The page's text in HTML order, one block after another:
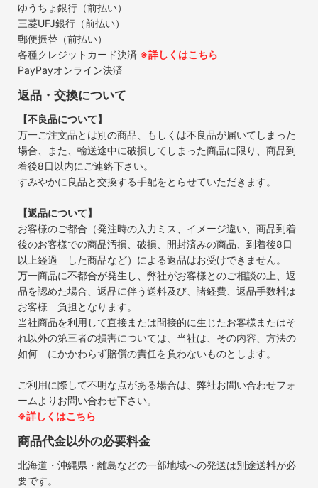
ゆうちょ銀行（前払い）
三菱UFJ銀行（前払い）
郵便振替（前払い）
各種クレジットカード決済 ※詳しくはこちら
PayPayオンライン決済
返品・交換について
【不良品について】
万一ご注文品とは別の商品、もしくは不良品が届いてしまった
場合、また、輸送途中に破損してしまった商品に限り、商品到
着後8日以内にご連絡下さい。
すみやかに良品と交換する手配をとらせていただきます。
【返品について】
お客様のご都合（発注時の入力ミス、イメージ違い、商品到着
後のお客様での商品汚損、破損、開封済みの商品、到着後8日
以上経過 した商品など）による返品はお受けできません。
万一商品に不都合が発生し、弊社がお客様とのご相談の上、返
品を認めた場合、返品に伴う送料及び、諸経費、返品手数料は
お客様 負担となります。
当社商品を利用して直接または間接的に生じたお客様またはそ
れ以外の第三者の損害については、当社は、その内容、方法の
如何 にかかわらず賠償の責任を負わないものとします。
ご利用に際して不明な点がある場合は、弊社お問い合わせフォ
ームよりお問い合わせ下さい。
※詳しくはこちら
商品代金以外の必要料金
北海道・沖縄県・離島などの一部地域への発送は別途送料が必
要です。